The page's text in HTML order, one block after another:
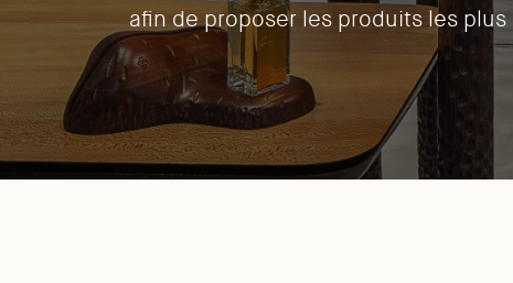
afin de proposer les produits les